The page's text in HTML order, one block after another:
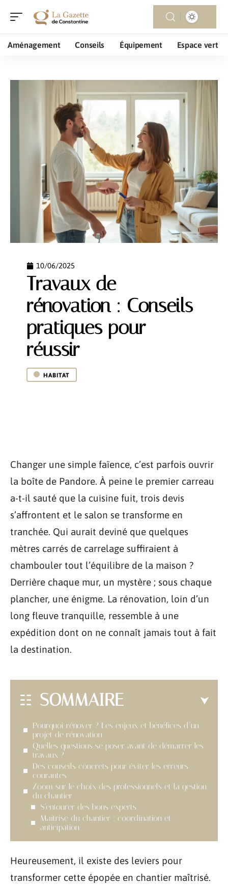
Aménagement Conseils Équipement Espace vert
10/06/2025
Travaux de
rénovation : Conseils
pratiques pour
réussir
HABITAT
Changer une simple faïence, c’est parfois ouvrir
la boîte de Pandore. À peine le premier carreau
a-t-il sauté que la cuisine fuit, trois devis
s’affrontent et le salon se transforme en
tranchée. Qui aurait deviné que quelques
mètres carrés de carrelage suffiraient à
chambouler tout l’équilibre de la maison ?
Derrière chaque mur, un mystère ; sous chaque
plancher, une énigme. La rénovation, loin d’un
long fleuve tranquille, ressemble à une
expédition dont on ne connaît jamais tout à fait
la destination.
SOMMAIRE
Pourquoi rénover ? Les enjeux et bénéfices d’un
projet de rénovation
Quelles questions se poser avant de démarrer les
travaux ?
Des conseils concrets pour éviter les erreurs
courantes
Zoom sur le choix des professionnels et la gestion
du chantier
S’entourer des bons experts
Maîtrise du chantier : coordination et
anticipation
Heureusement, il existe des leviers pour
transformer cette épopée en chantier maîtrisé.